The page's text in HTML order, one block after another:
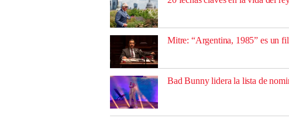
Mitre: “Argentina, 1985” es un
Bad Bunny lidera la lista de